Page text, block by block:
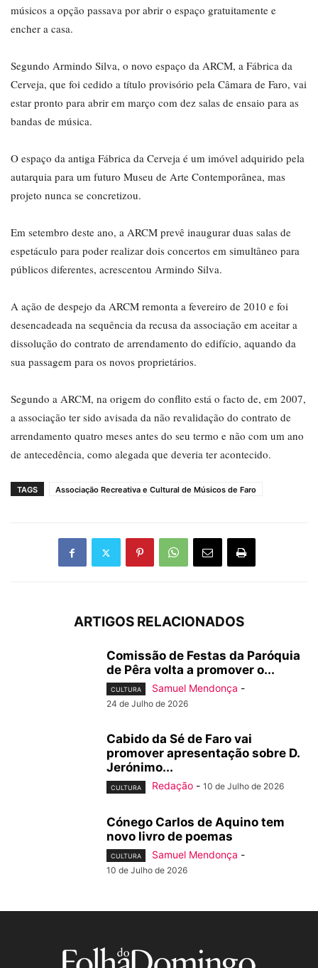
músicos a opção passava por abrir o espaço gratuitamente e
encher a casa.
Segundo Armindo Silva, o novo espaço da ARCM, a Fábrica da
Cerveja, que foi cedido a título provisório pela Câmara de Faro, vai
estar pronto para abrir em março com dez salas de ensaio para as
bandas de música.
O espaço da antiga Fábrica da Cerveja é um imóvel adquirido pela
autarquia para um futuro Museu de Arte Contemporânea, mas
projeto nunca se concretizou.
Em setembro deste ano, a ARCM prevê inaugurar duas salas de
espetáculo para poder realizar dois concertos em simultâneo para
públicos diferentes, acrescentou Armindo Silva.
A ação de despejo da ARCM remonta a fevereiro de 2010 e foi
desencadeada na sequência da recusa da associação em aceitar a
dissolução do contrato de arrendamento do edifício, aquando da
sua passagem para os novos proprietários.
Segundo a ARCM, na origem do conflito está o facto de, em 2007,
a associação ter sido avisada da não revalidação do contrato de
arrendamento quatro meses antes do seu termo e não com um ano
de antecedência, como alegada que deveria ter acontecido.
TAGS Associação Recreativa e Cultural de Músicos de Faro
ARTIGOS RELACIONADOS
Comissão de Festas da Paróquia
de Pêra volta a promover o...
CULTURA Samuel Mendonça -
24 de Julho de 2026
Cabido da Sé de Faro vai
promover apresentação sobre D.
Jerónimo...
CULTURA Redação - 10 de Julho de 2026
Cónego Carlos de Aquino tem
novo livro de poemas
CULTURA Samuel Mendonça -
10 de Julho de 2026